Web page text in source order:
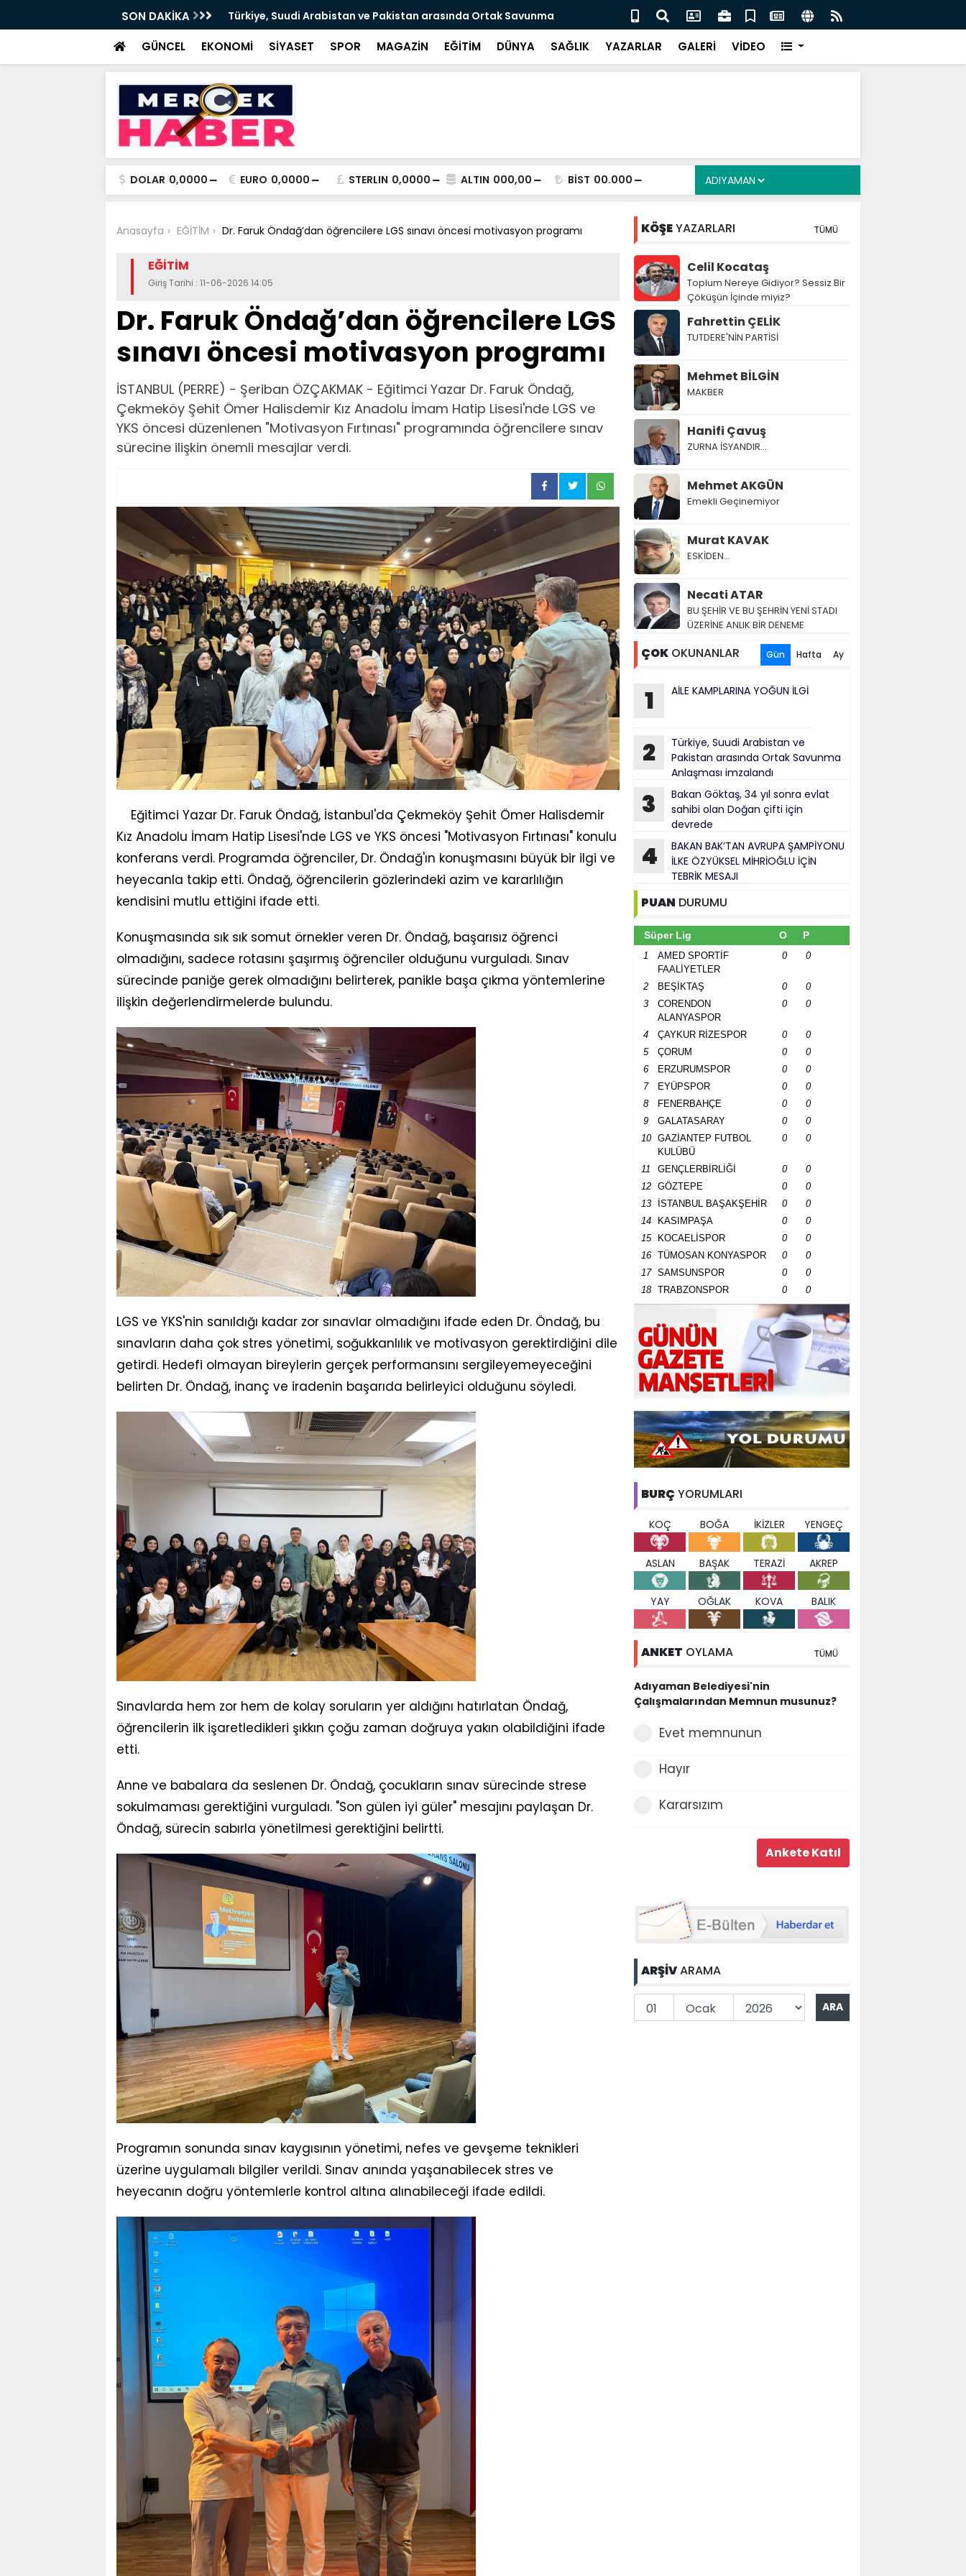
SON DAKİKA
Pakistan arasında Ortak Savunma
Bakan Göktaş, 34 yıl sonra evlat sahibi olan Doğan çifti için
devrede
DEAŞ'a 30 ilde eş zamanlı operasyon: 104 şüpheli gözaltında -
Videolu Haber
GÜNCEL EKONOMİ SİYASET SPOR MAGAZİN EĞİTİM DÜNYA SAĞLIK YAZARLAR GALERİ VİDEO
DOLAR 0,0000 EURO 0,0000 STERLIN 0,0000 ALTIN 000,00 BİST 00.000
Anasayfa EĞİTİM Dr. Faruk Öndağ’dan öğrencilere LGS sınavı öncesi motivasyon programı
EĞİTİM
Giriş Tarihi : 11-06-2026 14:05
Dr. Faruk Öndağ’dan öğrencilere LGS
sınavı öncesi motivasyon programı
İSTANBUL (PERRE) - Şeriban ÖZÇAKMAK - Eğitimci Yazar Dr. Faruk Öndağ,
Çekmeköy Şehit Ömer Halisdemir Kız Anadolu İmam Hatip Lisesi'nde LGS ve
YKS öncesi düzenlenen "Motivasyon Fırtınası" programında öğrencilere sınav
sürecine ilişkin önemli mesajlar verdi.
Eğitimci Yazar Dr. Faruk Öndağ, İstanbul'da Çekmeköy Şehit Ömer Halisdemir
Kız Anadolu İmam Hatip Lisesi'nde LGS ve YKS öncesi "Motivasyon Fırtınası" konulu
konferans verdi. Programda öğrenciler, Dr. Öndağ'ın konuşmasını büyük bir ilgi ve
heyecanla takip etti. Öndağ, öğrencilerin gözlerindeki azim ve kararlılığın
kendisini mutlu ettiğini ifade etti.
Konuşmasında sık sık somut örnekler veren Dr. Öndağ, başarısız öğrenci
olmadığını, sadece rotasını şaşırmış öğrenciler olduğunu vurguladı. Sınav
sürecinde paniğe gerek olmadığını belirterek, panikle başa çıkma yöntemlerine
ilişkin değerlendirmelerde bulundu.
LGS ve YKS'nin sanıldığı kadar zor sınavlar olmadığını ifade eden Dr. Öndağ, bu
sınavların daha çok stres yönetimi, soğukkanlılık ve motivasyon gerektirdiğini dile
getirdi. Hedefi olmayan bireylerin gerçek performansını sergileyemeyeceğini
belirten Dr. Öndağ, inanç ve iradenin başarıda belirleyici olduğunu söyledi.
Sınavlarda hem zor hem de kolay soruların yer aldığını hatırlatan Öndağ,
öğrencilerin ilk işaretledikleri şıkkın çoğu zaman doğruya yakın olabildiğini ifade
etti.
Anne ve babalara da seslenen Dr. Öndağ, çocukların sınav sürecinde strese
sokulmaması gerektiğini vurguladı. "Son gülen iyi güler" mesajını paylaşan Dr.
Öndağ, sürecin sabırla yönetilmesi gerektiğini belirtti.
Programın sonunda sınav kaygısının yönetimi, nefes ve gevşeme teknikleri
üzerine uygulamalı bilgiler verildi. Sınav anında yaşanabilecek stres ve
heyecanın doğru yöntemlerle kontrol altına alınabileceği ifade edildi.
KÖŞEYAZARLARI TÜMÜ
Celil Kocataş
Toplum Nereye Gidiyor? Sessiz Bir
Çöküşün İçinde miyiz?
Fahrettin ÇELİK
TUTDERE'NİN PARTİSİ
Mehmet BİLGİN
MAKBER
Hanifi Çavuş
ZURNA İSYANDIR...
Mehmet AKGÜN
Emekli Geçinemiyor
Murat KAVAK
ESKİDEN...
Necati ATAR
BU ŞEHİR VE BU ŞEHRİN YENİ STADI
ÜZERİNE ANLIK BİR DENEME
ÇOK OKUNANLAR Gün Hafta Ay
1 AİLE KAMPLARINA YOĞUN İLGİ
2
Türkiye, Suudi Arabistan ve
Pakistan arasında Ortak Savunma
Anlaşması imzalandı
3
Bakan Göktaş, 34 yıl sonra evlat
sahibi olan Doğan çifti için
devrede
4
BAKAN BAK’TAN AVRUPA ŞAMPİYONU
İLKE ÖZYÜKSEL MİHRİOĞLU İÇİN
TEBRİK MESAJI
PUAN DURUMU
Süper Lig O P
1
AMED SPORTİF
FAALİYETLER
0 0
2 BEŞİKTAŞ 0
0
3
CORENDON
ALANYASPOR
0 0
4 ÇAYKUR RİZESPOR 0
0
5
ÇORUM 0
0
6
ERZURUMSPOR 0
0
7
EYÜPSPOR 0
0
8
FENERBAHÇE 0
0
9
GALATASARAY 0
0
10
GAZİANTEP FUTBOL
KULÜBÜ
0 0
11 GENÇLERBİRLİĞİ 0
0
12
GÖZTEPE 0
0
13
İSTANBUL BAŞAKŞEHİR 0
0
14
KASIMPAŞA 0
0
15
KOCAELİSPOR 0
0
16
TÜMOSAN KONYASPOR 0
0
17
SAMSUNSPOR 0
0
18
TRABZONSPOR 0 0
BURÇ YORUMLARI
KOÇ BOĞA İKİZLER YENGEÇ
ASLAN BAŞAK TERAZİ AKREP
YAY OĞLAK KOVA BALIK
ANKET OYLAMA TÜMÜ
Adıyaman Belediyesi'nin
Çalışmalarından Memnun musunuz?
Evet memnunun
Hayır
Kararsızım
ARŞİVARAMA